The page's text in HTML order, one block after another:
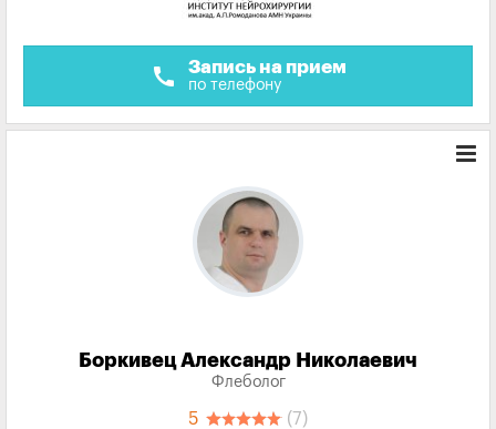
call Запись на прием
по телефону
Боркивец Александр Николаевич
Флеболог
5 (7)